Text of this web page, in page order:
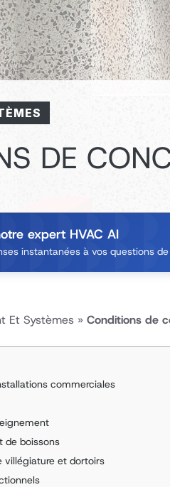
DE
expert HVAC AI
instantanées à vos questions
Et Systèmes » Conditions de
commerciales
de boissons
villégiature et dortoirs